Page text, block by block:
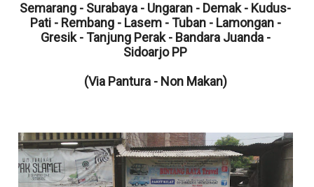
Semarang - Surabaya - Ungaran - Demak - Kudus-
Pati - Rembang - Lasem - Tuban - Lamongan -
Gresik - Tanjung Perak - Bandara Juanda -
Sidoarjo PP
(Via Pantura - Non Makan)